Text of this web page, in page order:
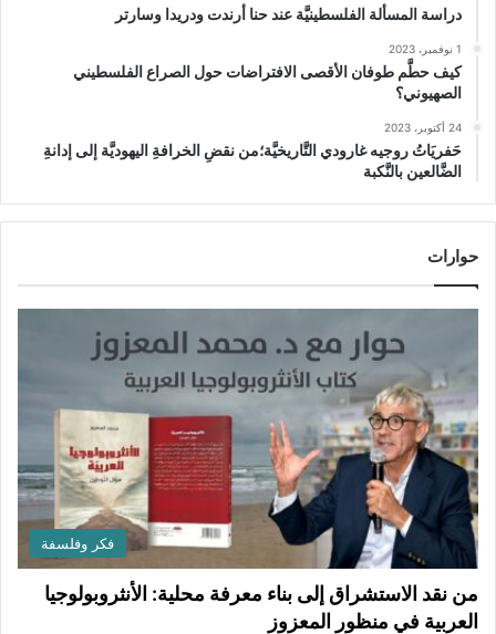
دراسة المسألة الفلسطينيَّة عند حنا أرندت ودريدا وسارتر
1 نوفمبر، 2023
كيف حطَّم طوفان الأقصى الافتراضات حول الصراع الفلسطيني
الصهيوني؟
24 أكتوبر، 2023
حَفريَاتُ روجيه غارودي التَّاريخيَّة؛من نقضِ الخرافةِ اليهوديَّة إلى إدانةِ
الضَّالعين بالنَّكبة
حوارات
فكر وفلسفة
من نقد الاستشراق إلى بناء معرفة محلية: الأنثروبولوجيا
العربية في منظور المعزوز